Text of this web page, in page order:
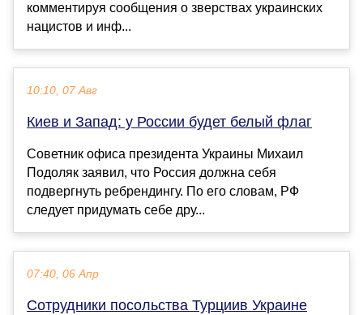
комментируя сообщения о зверствах украинских
нацистов и инф...
10:10, 07 Авг
Киев и Запад: у России будет белый флаг
Советник офиса президента Украины Михаил
Подоляк заявил, что Россия должна себя
подвергнуть ребрендингу. По его словам, РФ
следует придумать себе дру...
07:40, 06 Апр
Сотрудники посольства Турциив Украине